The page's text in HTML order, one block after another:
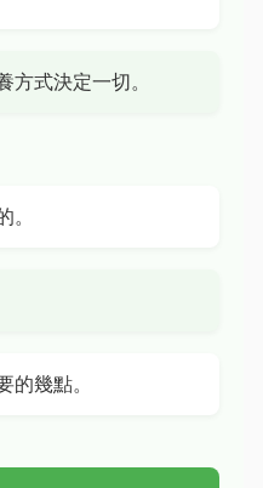
式決定一切。
幾點。